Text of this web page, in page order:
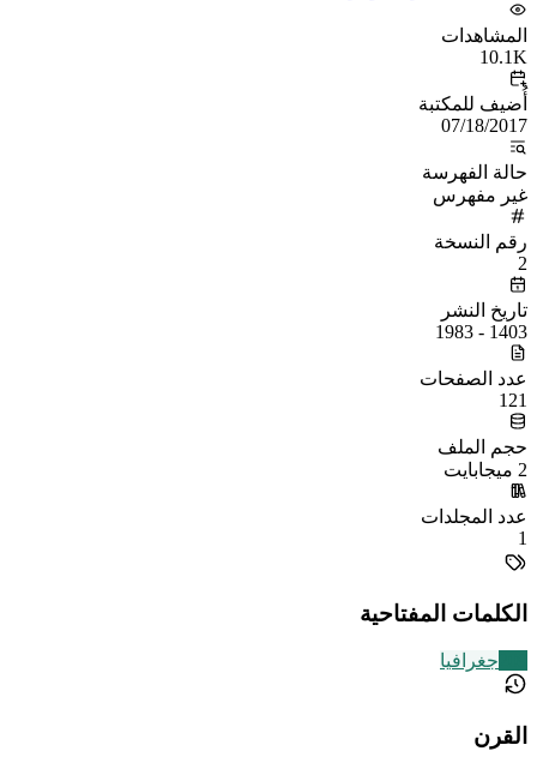
المشاهدات
10.1K
أُضيف للمكتبة
07/18/2017
حالة الفهرسة
غير مفهرس
رقم النسخة
2
تاريخ النشر
1403 - 1983
عدد الصفحات
121
حجم الملف
2 ميجابايت
عدد المجلدات
1
الكلمات المفتاحية
جغرافيا
القرن